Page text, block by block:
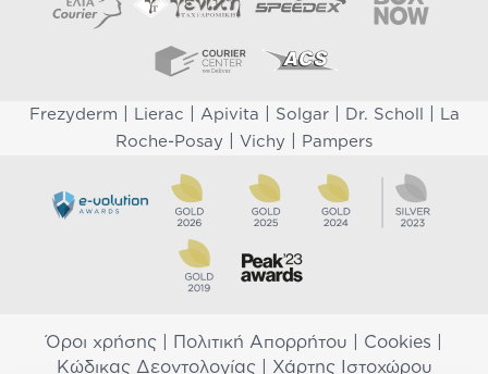
Frezyderm Lierac Apivita Solgar| Dr. Scholl
La
Roche-Posay
Vichy Pampers
Όροι χρήσης Πολιτική Απορρήτου Cookies
Κώδικας Δεοντολογίας| Χάρτης Ιστοχώρου